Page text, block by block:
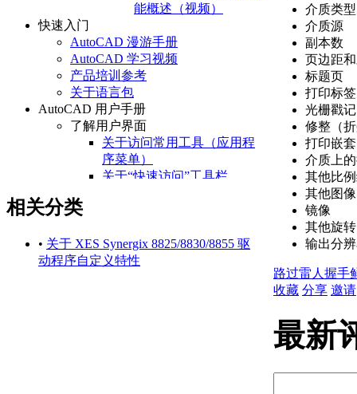
能概述（视频）
快速入门
AutoCAD 漫游手册
AutoCAD 学习视频
产品培训参考
关于语言包
AutoCAD 用户手册
了解用户界面
关于访问常用工具（应用程
序菜单）
关于“快速访问”工具栏
关于快捷菜单
设置绘图环境
相关分类
• 关于 XES Synergix 8825/8830/8855 驱
动程序自定义特性
介质类型
介质源
副本数
页边距
标题页
打印标签
光栅戳记
修整（
打印嵌套
介质上
其他比
其他图
镜像
其他旋转
输出分
路过雷人 握手
收藏 分享 邀请
最新